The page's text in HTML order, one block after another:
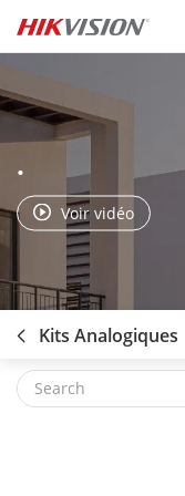
Skip to content
.
Voir vidéo
Kits Analogiques